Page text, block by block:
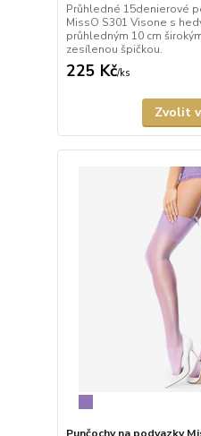
Průhledné 15denierové
MissO S301 Visone s
průhledným 10 cm
zesílenou špičkou.
225 Kč/ks
Zvolit